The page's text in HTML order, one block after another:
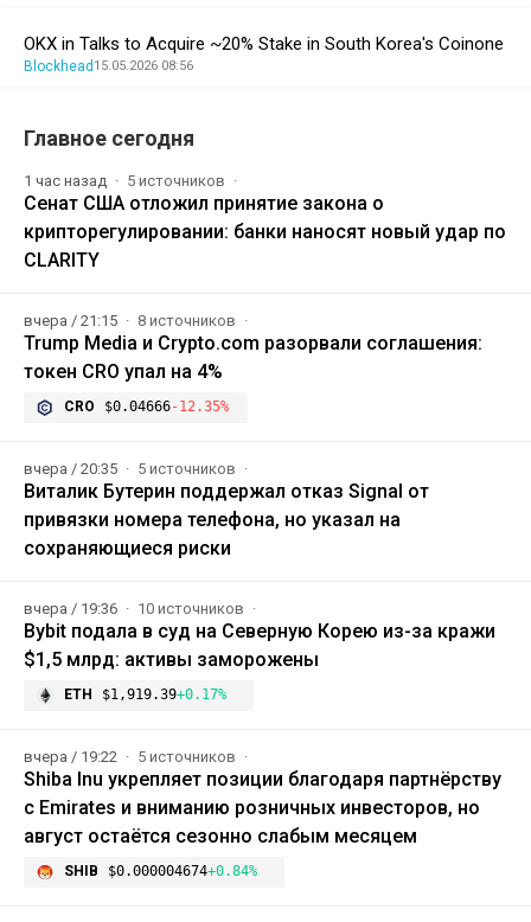
OKX in Talks to Acquire ~20% Stake in South Korea's Coinone
Blockhead 15.05.2026 08:56
Главное сегодня
1 час назад 5 источников
Сенат США отложил принятие закона о
крипторегулировании: банки наносят новый удар по
CLARITY
вчера / 21:15 8 источников
Trump Media и Crypto.com разорвали соглашения:
токен CRO упал на 4%
CRO $0.04666-12.35%
вчера / 20:35 5 источников
Виталик Бутерин поддержал отказ Signal от
привязки номера телефона, но указал на
сохраняющиеся риски
вчера / 19:36 10 источников
Bybit подала в суд на Северную Корею из-за кражи
$1,5 млрд: активы заморожены
ETH $1,919.39+0.17%
вчера / 19:22 5 источников
Shiba Inu укрепляет позиции благодаря партнёрству
с Emirates и вниманию розничных инвесторов, но
август остаётся сезонно слабым месяцем
SHIB $0.000004674+0.84%